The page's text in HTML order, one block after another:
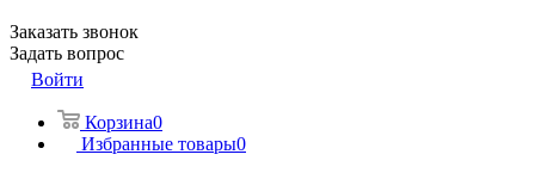
Заказать звонок
Задать вопрос
Войти
Корзина0
Избранные товары0